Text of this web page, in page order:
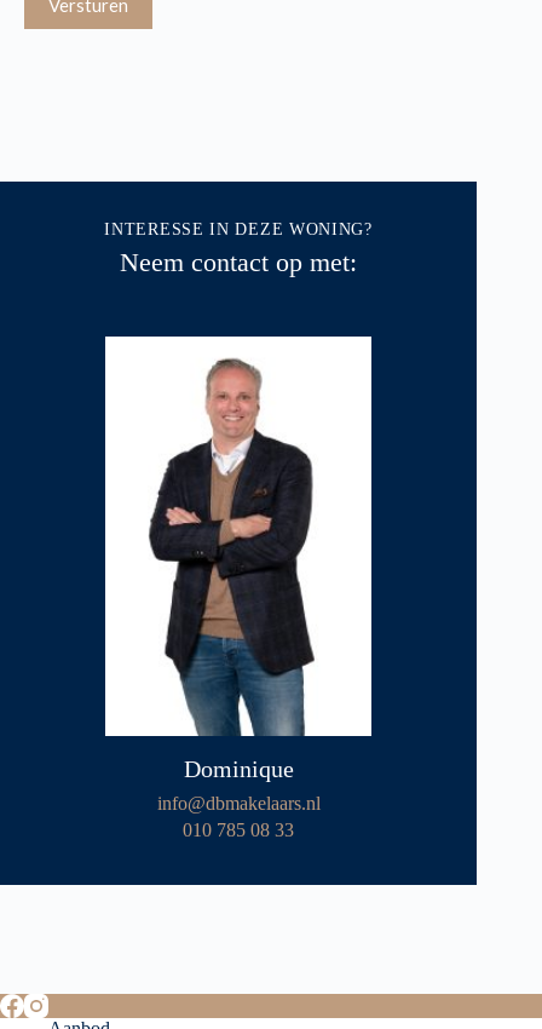
INTERESSE IN DEZE WONING?
Neem contact op met:
Dominique
info@dbmakelaars.nl
010 785 08 33